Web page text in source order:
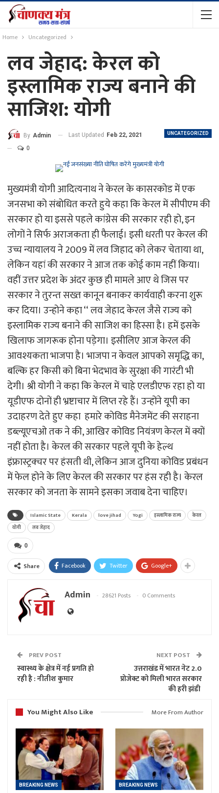
Home Uncategorized
लव जेहाद: केरल को
इस्लामिक राज्य बनाने की
साजिश: योगी
UNCATEGORIZED
By Admin Last Updated
Feb 22, 2021
0
मुख्यमंत्री योगी आदित्यनाथ ने केरल के कासरकोड में एक
जनसभा को संबोधित करते हुये कहा कि केरल में सीपीएम की
सरकार हो या इससे पहले कांग्रेस की सरकार रही हो, इन
लोगों ने सिर्फ अराजकता ही फैलाई। इसी धरती पर केरल की
उच्च न्यायालय ने 2009 में लव जिहाद को लेकर चेताया था,
लेकिन यहां की सरकार ने आज तक कोई काम नहीं किया।
वहीं उत्तर प्रदेश के अंदर कुछ ही मामले आए थे जिस पर
सरकार ने तुरन्त सख्त कानून बनाकर कार्यवाही करना शुरू
कर दिया। उन्होने कहा ‘‘ लव जेहाद केरल जैसे राज्य को
इस्लामिक राज्य बनाने की साजिश का हिस्सा है। हमें इसके
खिलाफ जागरूक होना पड़ेगा। इसीलिए आज केरल की
आवश्यकता भाजपा है। भाजपा न केवल आपको समृद्धि का,
बल्कि हर किसी को बिना भेदभाव के सुरक्षा की गारंटी भी
देगी। श्री योगी ने कहा कि केरल में चाहे एलडीएफ रहा हो या
यूडीएफ दोनों ही भ्रष्टाचार में लिप्त रहे हैं। उन्होंने यूपी का
उदाहरण देते हुए कहा हमारे कोविड मैनेजमेंट की सराहना
डब्ल्यूएचओ तक ने की, आखिर कोविड नियंत्रण केरल में क्यों
नहीं होता है। केरल की सरकार पहले यूपी के हेल्थ
इंफ्रास्ट्रक्चर पर हंसती थी, लेकिन आज दुनिया कोविड प्रबंधन
में फेल होने के लिए केरल की सरकार पर हंस रही है। केरल
सरकार को जनता के सामने इसका जवाब देना चाहिए।
Islamic State Kerala love jihad Yogi इस्लामिक राज्य
केरल
योगी
लव जेहाद
0
Share Facebook Twitter Google+
Admin 28621 Posts 0 Comments
PREV POST
स्वास्थ्य के क्षेत्र में नई प्रगति हो
रही है : नीतीश कुमार
NEXT POST
उत्तराखंड में भारत नेट 2.0
प्रोजेक्ट को मिली भारत सरकार
की हरी झंडी
You Might Also Like
More From Author
BREAKING NEWS BREAKING NEWS